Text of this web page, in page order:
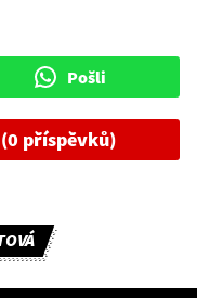
Pošli
příspěvků)